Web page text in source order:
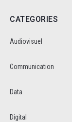
CATEGORIES
Audiovisuel
Communication
Data
Digital